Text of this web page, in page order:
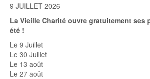
9 JUILLET 2026
La Vieille Charité ouvre gratuitement
été !
Le 9 Juillet
Le 30 Juillet
Le 13 août
Le 27 août